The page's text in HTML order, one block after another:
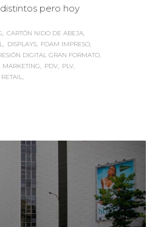
pero hoy
CARTÓN NIDO DE ABEJA
DISPLAYS
FOAM IMPRESO
DIGITAL GRAN FORMATO
MARKETING PDV
PLV
RETAIL